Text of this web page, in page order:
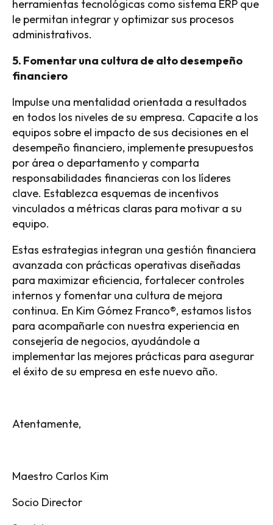
herramientas tecnológicas como sistema ERP que
le permitan integrar y optimizar sus procesos
administrativos.
5. Fomentar una cultura de alto desempeño
financiero
Impulse una mentalidad orientada a resultados
en todos los niveles de su empresa. Capacite a los
equipos sobre el impacto de sus decisiones en el
desempeño financiero, implemente presupuestos
por área o departamento y comparta
responsabilidades financieras con los líderes
clave. Establezca esquemas de incentivos
vinculados a métricas claras para motivar a su
equipo.
Estas estrategias integran una gestión financiera
avanzada con prácticas operativas diseñadas
para maximizar eficiencia, fortalecer controles
internos y fomentar una cultura de mejora
continua. En Kim Gómez Franco®, estamos listos
para acompañarle con nuestra experiencia en
consejería de negocios, ayudándole a
implementar las mejores prácticas para asegurar
el éxito de su empresa en este nuevo año.
Atentamente,
Maestro Carlos Kim
Socio Director